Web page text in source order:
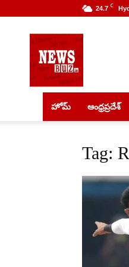
24.7 C
NewsBuz
హోమ్ ఆంధ్రప్రదేశ్
Tag: